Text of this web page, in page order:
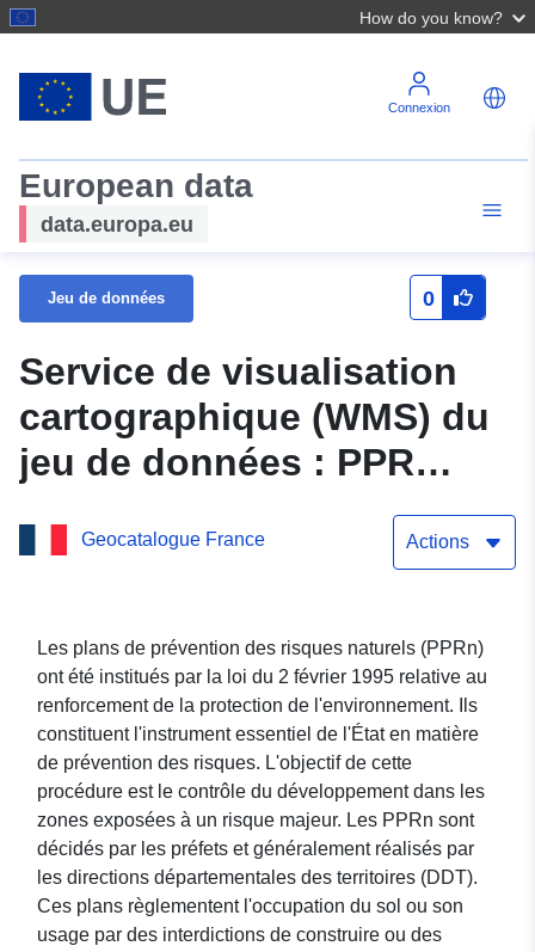
How do you know?
Connexion
European data
data.europa.eu
Jeu de données 0
Service de visualisation
cartographique (WMS) du
jeu de données : PPR
(64DDTM20160003) - Zone
de prévention du risque
Inondation de ASCARAT
(64066), département des
Pyrénées-Atlantiques.
Geocatalogue France Actions
Les plans de prévention des risques naturels (PPRn)
ont été institués par la loi du 2 février 1995 relative au
renforcement de la protection de l'environnement. Ils
constituent l'instrument essentiel de l'État en matière
de prévention des risques. L'objectif de cette
procédure est le contrôle du développement dans les
zones exposées à un risque majeur. Les PPRn sont
décidés par les préfets et généralement réalisés par
les directions départementales des territoires (DDT).
Ces plans règlementent l'occupation du sol ou son
usage par des interdictions de construire ou des